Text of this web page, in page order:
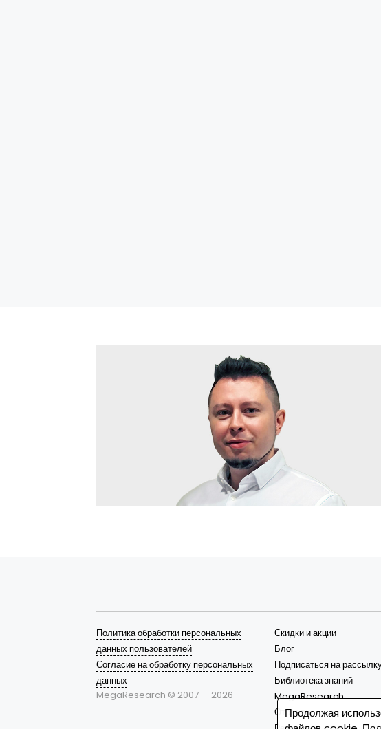
Политика обработки персональных
данных пользователей
Согласие на обработку персональных
данных
MegaResearch © 2007 — 2026
Скидки и акции
Блог
Подписаться на
Библиотека знаний
MegaResearch
Отрасли
Продолжая